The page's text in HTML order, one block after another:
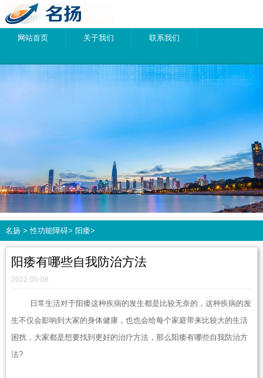
网站首页 关于我们 联系我们
名扬 >性功能障碍> 阳痿>
阳痿有哪些自我防治方法
2022-05-08
日常生活对于阳痿这种疾病的发生都是比较无奈的，这种疾病的发
生不仅会影响到大家的身体健康，也也会给每个家庭带来比较大的生活
困扰，大家都是想要找到更好的治疗方法，那么阳痿有哪些自我防治方
法?